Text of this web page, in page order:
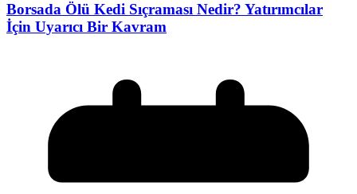
Borsada Ölü Kedi Sıçraması Nedir? Yatırımcılar
İçin Uyarıcı Bir Kavram